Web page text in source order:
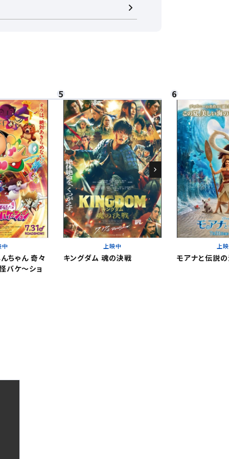
閉じる
。
中
ちゃん 奇々
バケ～ショ
上映中
キングダム 魂の決戦
上
モアナと伝説